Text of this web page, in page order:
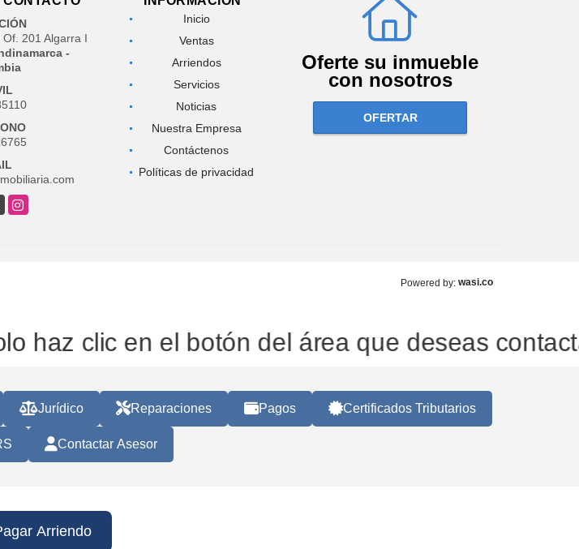
201 Algarra I
-
Instagram
Inicio
Ventas
Arriendos
Servicios
Noticias
Nuestra Empresa
Contáctenos
Políticas de privacidad
Oferte su inmueble
con nosotros
OFERTAR
Powered by: wasi.co
haz clic en el botón del área que deseas
Jurídico Reparaciones Pagos Certificados Tributarios
Contactar Asesor
Arriendo